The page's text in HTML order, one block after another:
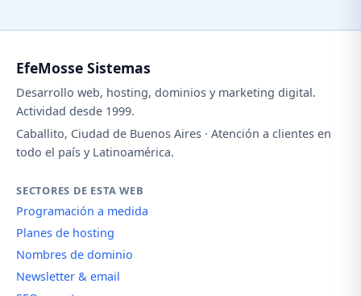
EfeMosse Sistemas
Desarrollo web, hosting, dominios y marketing digital.
Actividad desde 1999.
Caballito, Ciudad de Buenos Aires · Atención a clientes en
todo el país y Latinoamérica.
SECTORES DE ESTA WEB
Programación a medida
Planes de hosting
Nombres de dominio
Newsletter & email